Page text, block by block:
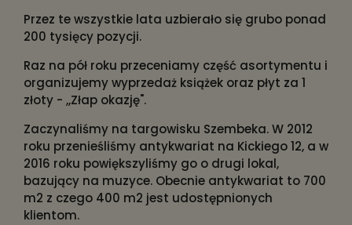
Przez te wszystkie lata uzbierało się grubo ponad
200 tysięcy pozycji.
Raz na pół roku przeceniamy część asortymentu i
organizujemy wyprzedaż książek oraz płyt za 1
złoty - ,,Złap okazję".
Zaczynaliśmy na targowisku Szembeka. W 2012
roku przenieśliśmy antykwariat na Kickiego 12, a w
2016 roku powiększyliśmy go o drugi lokal,
bazujący na muzyce. Obecnie antykwariat to 700
m2 z czego 400 m2 jest udostępnionych
klientom.